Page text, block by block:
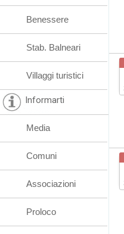
Benessere
Stab. Balneari
Villaggi turistici
Informarti
Media
Comuni
Associazioni
Proloco